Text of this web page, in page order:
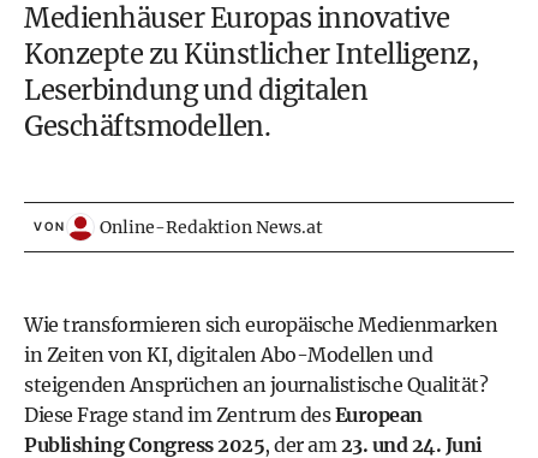
Medienhäuser Europas innovative
Konzepte zu Künstlicher Intelligenz,
Leserbindung und digitalen
Geschäftsmodellen.
VON Online-Redaktion News.at
Wie transformieren sich europäische Medienmarken
in Zeiten von KI, digitalen Abo-Modellen und
steigenden Ansprüchen an journalistische Qualität?
Diese Frage stand im Zentrum desEuropean
Publishing Congress 2025, der am23. und 24. Juni